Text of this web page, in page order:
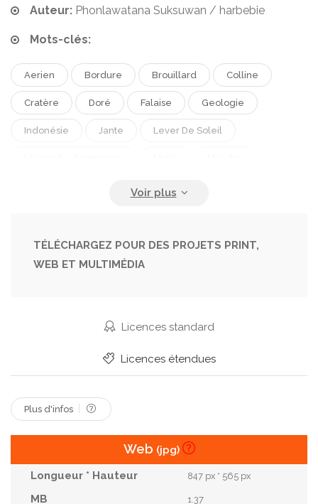
Auteur: Phonlawatana Suksuwan / harbebie
Mots-clés:
Aerien Bordure Brouillard Colline
Cratère Doré Falaise Geologie
Indonésie Jante Lever De Soleil
Terre Tourisme Vallee Vert
Voyage
TÉLÉCHARGEZ POUR DES PROJETS PRINT,
WEB ET MULTIMÉDIA
Licences standard
Licences étendues
Plus d'infos
Web (jpg)
847 px * 565 px
1.37